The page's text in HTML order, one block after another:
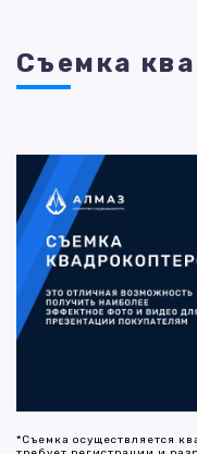
Съемка
*Съемка осуществляется